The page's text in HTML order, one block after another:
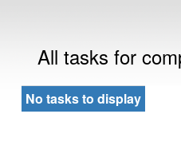
All tasks for
No tasks to display